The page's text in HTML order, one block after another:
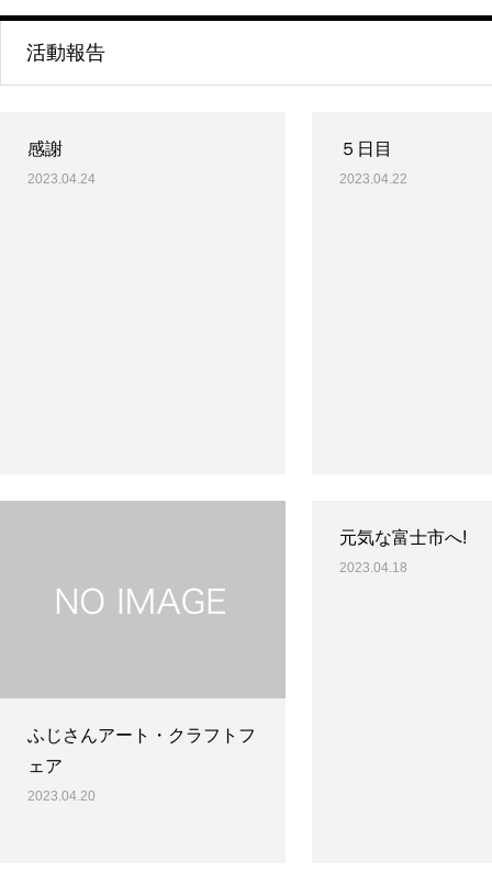
活動報告
感謝
2023.04.24
５日目
2023.04.22
ふじさんアート・クラフトフ
ェア
2023.04.20
元気な富士市へ!
2023.04.18